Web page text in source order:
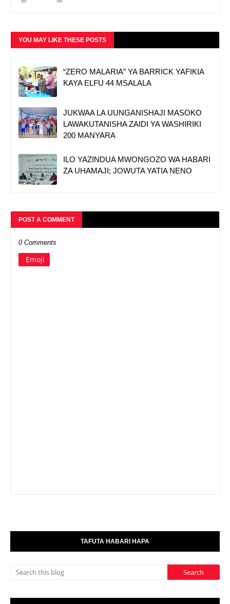
YOU MAY LIKE THESE POSTS
“ZERO MALARIA” YA BARRICK YAFIKIA
KAYA ELFU 44 MSALALA
JUKWAA LA UUNGANISHAJI MASOKO
LAWAKUTANISHA ZAIDI YA WASHIRIKI
200 MANYARA
ILO YAZINDUA MWONGOZO WA HABARI
ZA UHAMAJI; JOWUTA YATIA NENO
POST A COMMENT
0 Comments
Emoji
TAFUTA HABARI HAPA